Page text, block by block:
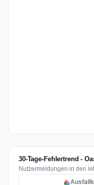
30-Tage-Fehlertrend -
Nutzermeldungen in den